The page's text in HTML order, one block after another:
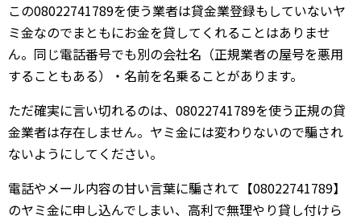
この08022741789を使う業者は貸金業登録もしていないヤ
ミ金なのでまともにお金を貸してくれることはありませ
ん。同じ電話番号でも別の会社名（正規業者の屋号を悪用
することもある）・名前を名乗ることがあります。
ただ確実に言い切れるのは、08022741789を使う正規の貸
金業者は存在しません。ヤミ金には変わりないので騙され
ないようにしてください。
電話やメール内容の甘い言葉に騙されて【08022741789】
のヤミ金に申し込んでしまい、高利で無理やり貸し付けら